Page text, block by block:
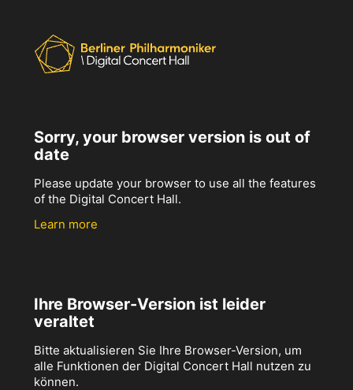
Sorry, your browser version is out of
date
Please update your browser to use all the features
of the Digital Concert Hall.
Learn more
Ihre Browser-Version ist leider
veraltet
Bitte aktualisieren Sie Ihre Browser-Version, um
alle Funktionen der Digital Concert Hall nutzen zu
können.